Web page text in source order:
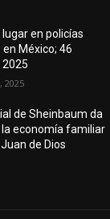
en policías
México; 46
2025
de Sheinbaum da
economía familiar
de Dios